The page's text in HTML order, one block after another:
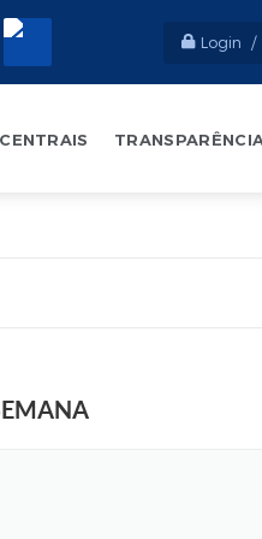
Login /